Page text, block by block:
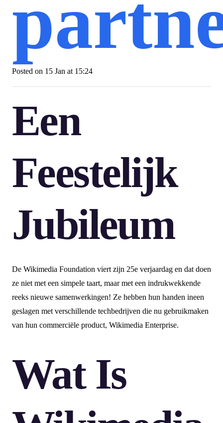
Posted on 15 Jan at 15:24
Een
Feestelijk
Jubileum
De Wikimedia Foundation viert zijn 25e verjaardag en dat doen
ze niet met een simpele taart, maar met een indrukwekkende
reeks nieuwe samenwerkingen! Ze hebben hun handen ineen
geslagen met verschillende techbedrijven die nu gebruikmaken
van hun commerciële product, Wikimedia Enterprise.
Wat Is